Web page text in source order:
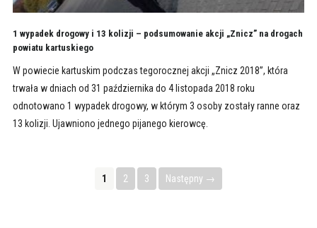
1 wypadek drogowy i 13 kolizji – podsumowanie akcji „Znicz” na drogach
powiatu kartuskiego
W powiecie kartuskim podczas tegorocznej akcji „Znicz 2018”, która
trwała w dniach od 31 października do 4 listopada 2018 roku
odnotowano 1 wypadek drogowy, w którym 3 osoby zostały ranne oraz
13 kolizji. Ujawniono jednego pijanego kierowcę.
1 2 3 Następny →